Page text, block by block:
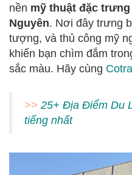
nền mỹ thuật đặc
Nguyên. Nơi đây trưng
tượng, và thủ công mỹ
khiến bạn chìm đắm
sắc màu. Hãy cùng
>> 25+ Địa Điểm Du
tiếng nhất